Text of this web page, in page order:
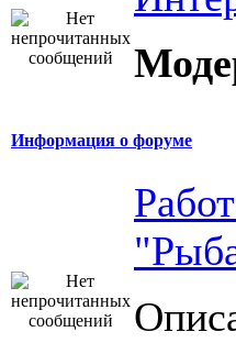
Информация о форуме